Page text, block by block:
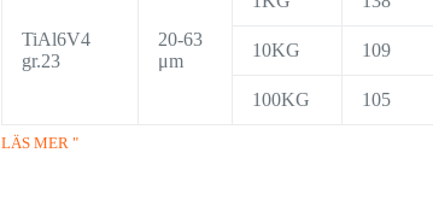
TiAl6V4
gr.23
20-63
μm
10KG 109
100KG 105
LÄS MER "